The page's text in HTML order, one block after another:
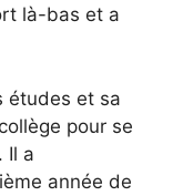
là-bas et a
études et sa
pour se
Il a
année de